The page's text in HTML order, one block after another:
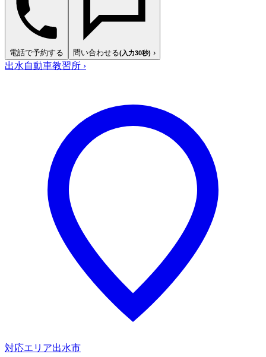
電話で予約する 問い合わせる(入力30秒) ›
出水自動車教習所 ›
対応エリア出水市